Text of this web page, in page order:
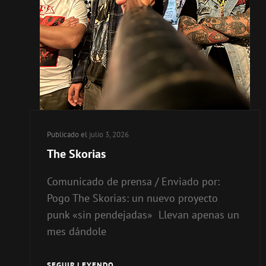
Publicado el julio 3, 2026
The Skorias
Comunicado de prensa / Enviado por:
Pogo The Skorias: un nuevo proyecto
punk «sin pendejadas» Llevan apenas un
mes dándole